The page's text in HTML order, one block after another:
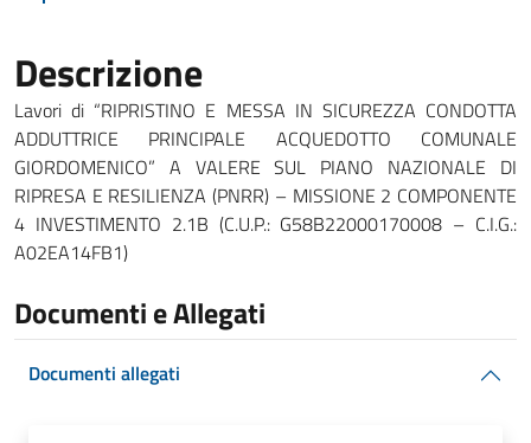
Descrizione
Lavori di “RIPRISTINO E MESSA IN SICUREZZA CONDOTTA
ADDUTTRICE PRINCIPALE ACQUEDOTTO COMUNALE
GIORDOMENICO” A VALERE SUL PIANO NAZIONALE DI
RIPRESA E RESILIENZA (PNRR) – MISSIONE 2 COMPONENTE
4 INVESTIMENTO 2.1B (C.U.P.: G58B22000170008 – C.I.G.:
A02EA14FB1)
Documenti e Allegati
Documenti allegati